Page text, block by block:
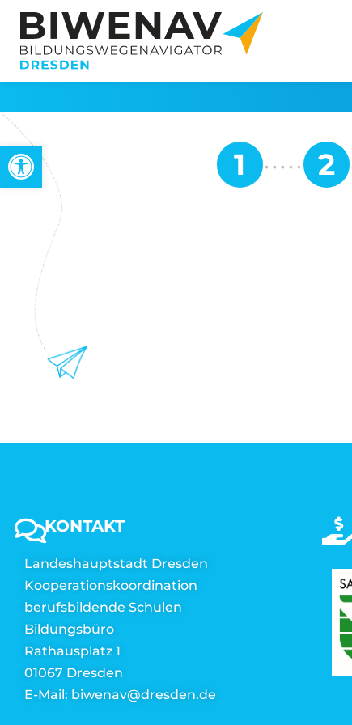
Werkzeugleiste öffnen
KONTAKT
Landeshauptstadt Dresden
Kooperationskoordination
berufsbildende Schulen
Bildungsbüro
Rathausplatz 1
01067 Dresden
E-Mail: biwenav@dresden.de